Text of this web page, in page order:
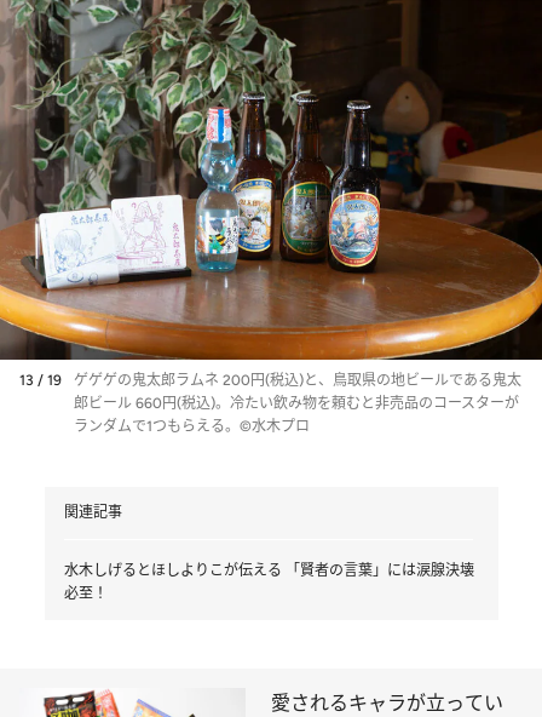
13 / 19
ゲゲゲの鬼太郎ラムネ 200円(税込)と、鳥取県の地ビールである鬼太
郎ビール 660円(税込)。冷たい飲み物を頼むと非売品のコースターが
ランダムで1つもらえる。©水木プロ
関連記事
水木しげるとほしよりこが伝える 「賢者の言葉」には涙腺決壊
必至！
愛されるキャラが立ってい